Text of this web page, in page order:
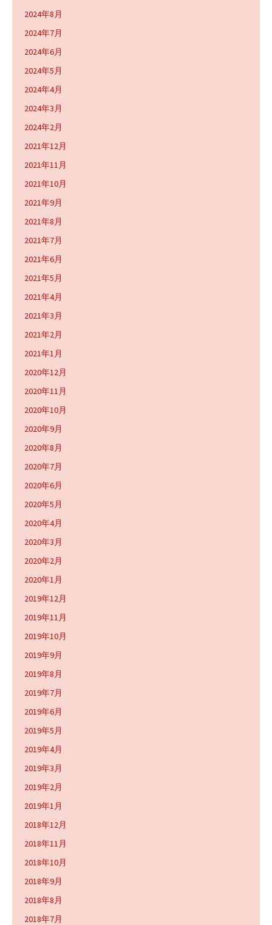
2024年8月
2024年7月
2024年6月
2024年5月
2024年4月
2024年3月
2024年2月
2021年12月
2021年11月
2021年10月
2021年9月
2021年8月
2021年7月
2021年6月
2021年5月
2021年4月
2021年3月
2021年2月
2021年1月
2020年12月
2020年11月
2020年10月
2020年9月
2020年8月
2020年7月
2020年6月
2020年5月
2020年4月
2020年3月
2020年2月
2020年1月
2019年12月
2019年11月
2019年10月
2019年9月
2019年8月
2019年7月
2019年6月
2019年5月
2019年4月
2019年3月
2019年2月
2019年1月
2018年12月
2018年11月
2018年10月
2018年9月
2018年8月
2018年7月